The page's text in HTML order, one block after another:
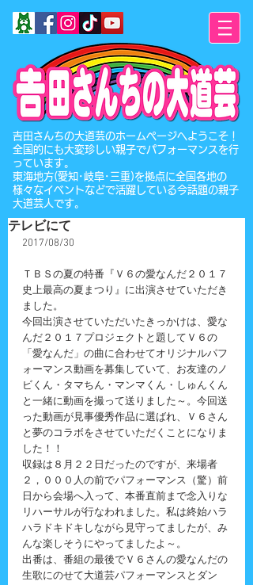
​吉田さんちの大道芸のホームページへようこそ！
全国的にも大変珍しい親子でパフォーマンスを行
っています。
東海地方(愛知･岐阜･三重)を拠点に全国各地の
様々なイベントなどで活躍している今話題の親子
大道芸人です。
テレビにて
2017/08/30
ＴＢＳの夏の特番『Ｖ６の愛なんだ２０１７
史上最高の夏まつり』に出演させていただき
ました。
今回出演させていただいたきっかけは、愛な
んだ２０１７プロジェクトと題してＶ６の
「愛なんだ」の曲に合わせてオリジナルパフ
ォーマンス動画を募集していて、お友達のノ
ビくん・タマちん・マンマくん・しゅんくん
と一緒に動画を撮って送りました～。今回送
った動画が見事優秀作品に選ばれ、Ｖ６さん
と夢のコラボをさせていただくことになりま
した！！
収録は８月２２日だったのですが、来場者
２，０００人の前でパフォーマンス（驚）前
日から会場へ入って、本番直前まで念入りな
リハーサルが行なわれました。私は終始ハラ
ハラドキドキしながら見守ってましたが、み
んな楽しそうにやってましたよ～。
出番は、番組の最後でＶ６さんの愛なんだの
生歌にのせて大道芸パフォーマンスとダン